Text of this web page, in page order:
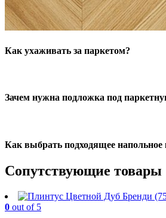
Как ухаживать за паркетом?
Зачем нужна подложка под
Как выбрать подходящее напольное
Сопутствующие товары
0 out of 5